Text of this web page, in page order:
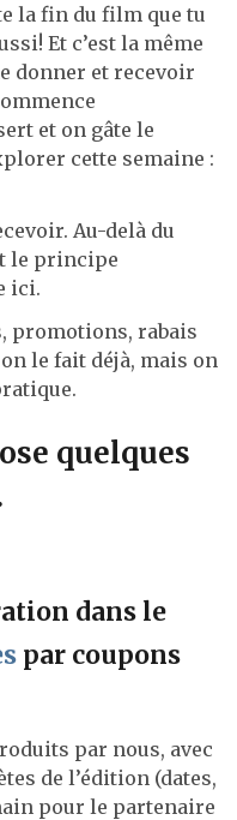
la fin du film que tu
Et c’est la même
donner et recevoir
et on gâte le
cette semaine :
Au-delà du
le principe
ici.
promotions, rabais
le fait déjà, mais on
quelques
dans le
par coupons
par nous, avec
de l’édition (dates,
pour le partenaire